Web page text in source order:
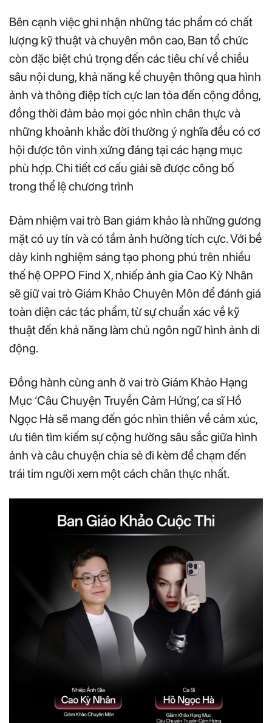
Bên cạnh việc ghi nhận những tác phẩm có chất
lượng kỹ thuật và chuyên môn cao, Ban tổ chức
còn đặc biệt chú trọng đến các tiêu chí về chiều
sâu nội dung, khả năng kể chuyện thông qua hình
ảnh và thông điệp tích cực lan tỏa đến cộng đồng,
đồng thời đảm bảo mọi góc nhìn chân thực và
những khoảnh khắc đời thường ý nghĩa đều có cơ
hội được tôn vinh xứng đáng tại các hạng mục
phù hợp. Chi tiết cơ cấu giải sẽ được công bố
trong thể lệ chương trình
Đảm nhiệm vai trò Ban giám khảo là những gương
mặt có uy tín và có tầm ảnh hưởng tích cực. Với bề
dày kinh nghiệm sáng tạo phong phú trên nhiều
thế hệ OPPO Find X, nhiếp ảnh gia Cao Kỳ Nhân
sẽ giữ vai trò Giám Khảo Chuyên Môn để đánh giá
toàn diện các tác phẩm, từ sự chuẩn xác về kỹ
thuật đến khả năng làm chủ ngôn ngữ hình ảnh di
động.
Đồng hành cùng anh ở vai trò Giám Khảo Hạng
Mục ‘Câu Chuyện Truyền Cảm Hứng’, ca sĩ Hồ
Ngọc Hà sẽ mang đến góc nhìn thiên về cảm xúc,
ưu tiên tìm kiếm sự cộng hưởng sâu sắc giữa hình
ảnh và câu chuyện chia sẻ đi kèm để chạm đến
trái tim người xem một cách chân thực nhất.